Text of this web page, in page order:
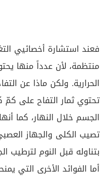
فعند استشارة أخصائيي
منتظمة، لأن عدداً منها
الحرارية. ولكن ماذا عن
تحتوي ثمار التفاح على كمّ
الجسم خلال النهار، كما
تصيب الكلى والجهاز
بتناوله قبل النوم لترطيب
أما الفوائد الأخرى التي